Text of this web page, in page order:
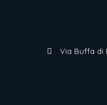
Via Buffa di